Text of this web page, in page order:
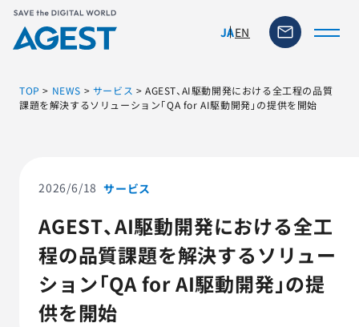
JAEN
ソリューション・サービス
脆弱性リスク管理ツール
TFACT (AIテストツール)
ニュース
TOP > NEWS > サービス >AGEST、AI駆動開発における全工程の品質
課題を解決するソリューション「QA for AI駆動開発」の提供を開始
2026/6/18 サービス
AGEST、AI駆動開発における全工
程の品質課題を解決するソリュー
ション「QA for AI駆動開発」の提
供を開始